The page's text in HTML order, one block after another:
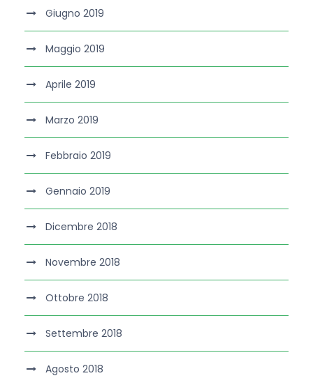
Giugno 2019
Maggio 2019
Aprile 2019
Marzo 2019
Febbraio 2019
Gennaio 2019
Dicembre 2018
Novembre 2018
Ottobre 2018
Settembre 2018
Agosto 2018